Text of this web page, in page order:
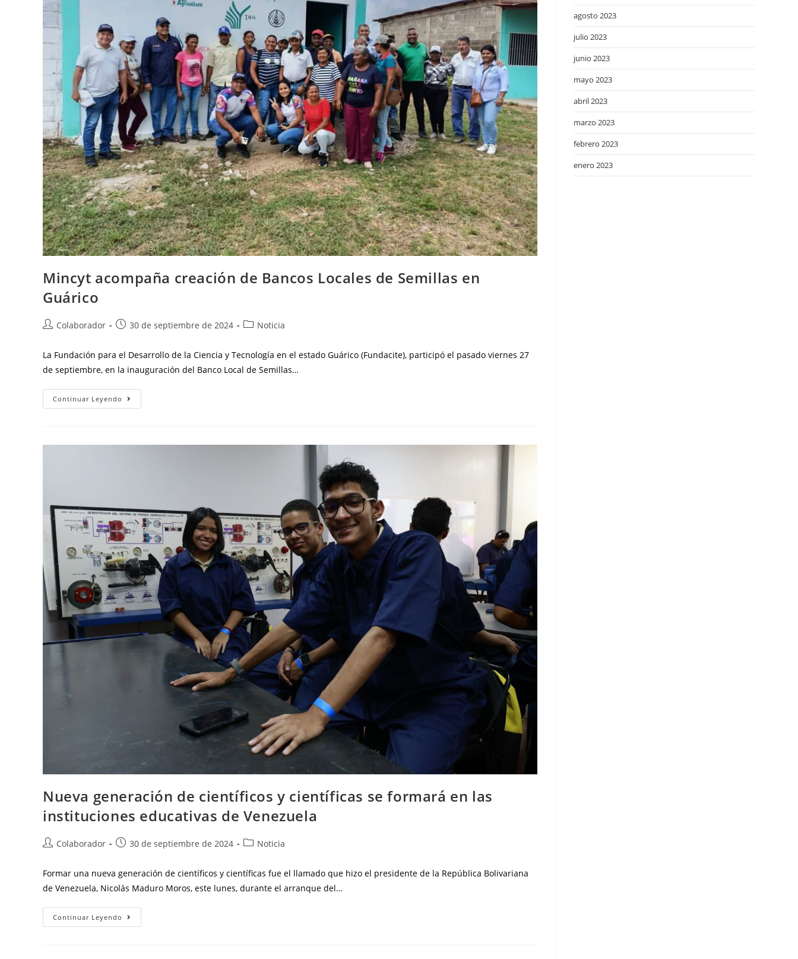
Mincyt acompaña creación de Bancos Locales de Semillas en
Guárico
Colaborador 30 de septiembre de 2024 Noticia
La Fundación para el Desarrollo de la Ciencia y Tecnología en el estado Guárico (Fundacite), participó el pasado viernes 27
de septiembre, en la inauguración del Banco Local de Semillas…
Continuar Leyendo
Nueva generación de científicos y científicas se formará en las
instituciones educativas de Venezuela
Colaborador 30 de septiembre de 2024 Noticia
Formar una nueva generación de científicos y científicas fue el llamado que hizo el presidente de la República Bolivariana
de Venezuela, Nicolás Maduro Moros, este lunes, durante el arranque del…
Continuar Leyendo
agosto 2023
julio 2023
junio 2023
mayo 2023
abril 2023
marzo 2023
febrero 2023
enero 2023